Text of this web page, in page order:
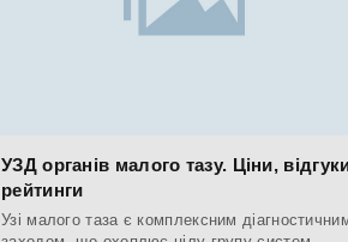
УЗД органів малого тазу. Ціни,
рейтинги
Узі малого таза є комплексним